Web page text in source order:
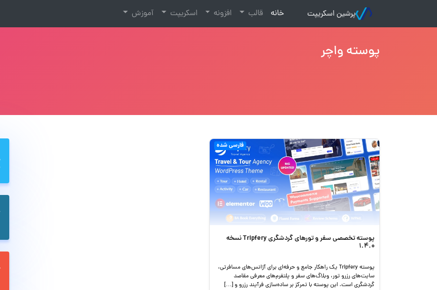
پرشین اسکریپت خانه
(current) قالب افزونه اسکریپت آموزش
پوسته واچر
فارسی شده
پوسته تخصصی سفر و تورهای گردشگری Tripfery نسخه
1.4.0
پوسته Tripfery یک راهکار جامع و حرفه‌ای برای آژانس‌های مسافرتی،
سایت‌های رزرو تور، وبلاگ‌های سفر و پلتفرم‌های معرفی مقاصد
گردشگری است. این پوسته با تمرکز بر ساده‌سازی فرآیند رزرو و […]